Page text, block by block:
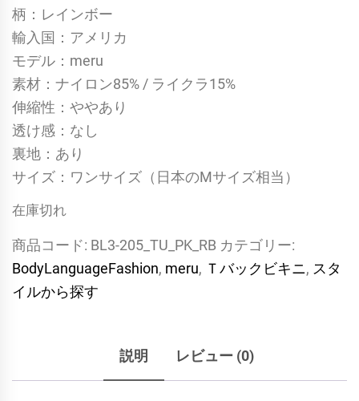
柄：レインボー
輸入国：アメリカ
モデル：meru
素材：ナイロン85% / ライクラ15%
伸縮性：ややあり
透け感：なし
裏地：あり
サイズ：ワンサイズ（日本のMサイズ相当）
在庫切れ
商品コード: BL3-205_TU_PK_RB カテゴリー:
BodyLanguageFashion, meru, Ｔバックビキニ, スタ
イルから探す
説明 レビュー (0)